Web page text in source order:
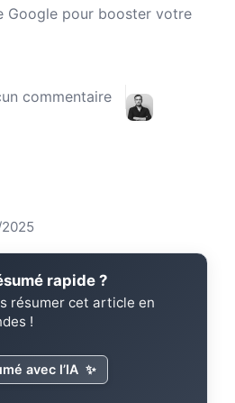
Google pour booster votre
commentaire
rapide ?
résumer cet article en
!
avec l’IA ✨